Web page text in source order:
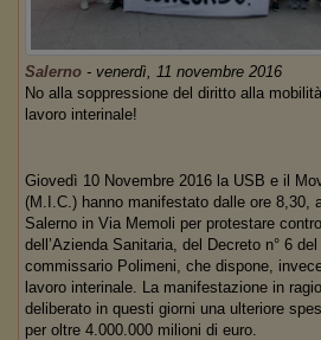
Salerno - venerdì, 11 novembre 2016
No alla soppressione del diritto alla
lavoro interinale!
Giovedì 10 Novembre 2016 la USB e il
(M.I.C.) hanno manifestato dalle ore 8,30,
Salerno in Via Memoli per protestare
dell’Azienda Sanitaria, del Decreto n° 6
commissario Polimeni, che dispone,
lavoro interinale. La manifestazione in
deliberato in questi giorni una ulteriore
per oltre 4.000.000 milioni di euro.